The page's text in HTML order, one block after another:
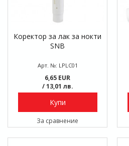
Коректор за лак за нокти
SNB
Арт. №: LPLC01
6,65 EUR
/ 13,01 лв.
Купи
За сравнение